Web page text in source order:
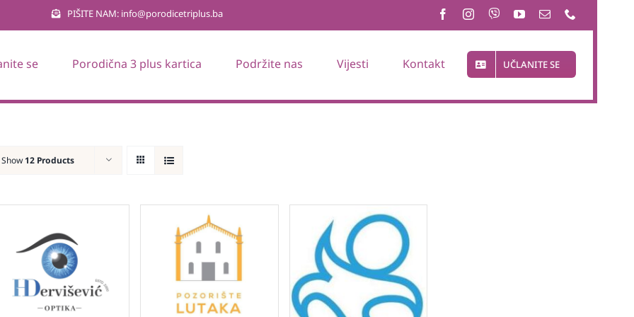
PIŠITE NAM: info@porodicetriplus.ba
se Porodična 3 plus kartica Podržite nas Vijesti Kontakt UČLANITE SE
Show 12 Products